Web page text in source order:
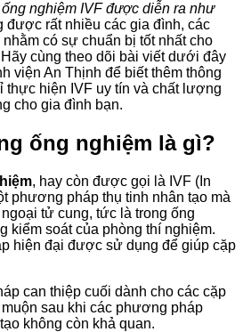
nghiệm IVF được diễn ra như
được rất nhiều các gia đình, các
có sự chuẩn bị tốt nhất cho
cùng theo dõi bài viết dưới đây
viện An Thịnh để biết thêm thông
thực hiện IVF uy tín và chất lượng
cho gia đình bạn.
ống nghiệm là gì?
, hay còn được gọi là IVF (In
phương pháp thụ tinh nhân tạo mà
tử cung, tức là trong ống
kiểm soát của phòng thí nghiệm.
hiện đại được sử dụng để giúp cặp
can thiệp cuối dành cho các cặp
sau khi các phương pháp
không còn khả quan.